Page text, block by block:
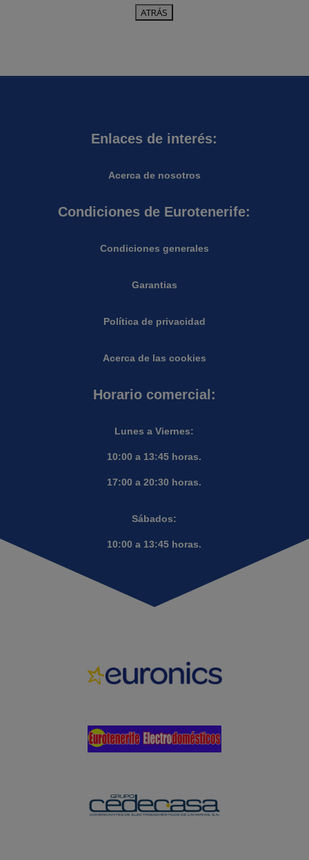
Enlaces de interés:
Acerca de nosotros
Condiciones de Eurotenerife:
Condiciones generales
Garantias
Política de privacidad
Acerca de las cookies
Horario comercial:
Lunes a Viernes:
10:00 a 13:45 horas.
17:00 a 20:30 horas.
Sábados:
10:00 a 13:45 horas.